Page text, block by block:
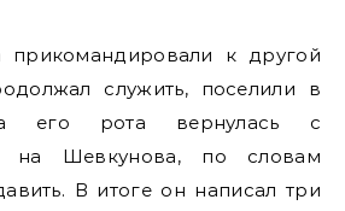
к другой
служить, поселили в
его рота вернулась с
на Шевкунова, по словам
В итоге он написал три